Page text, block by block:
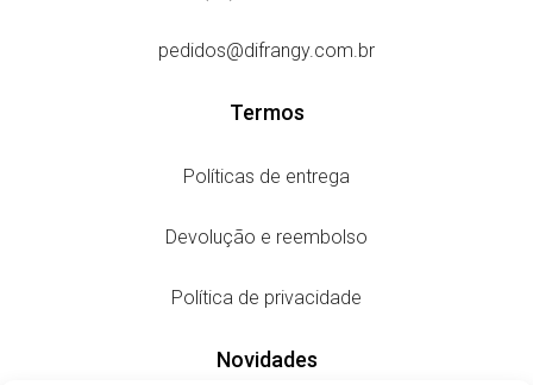
pedidos@difrangy.com.br
Termos
Políticas de entrega
Devolução e reembolso
Política de privacidade
Novidades